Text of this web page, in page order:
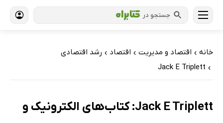
جستجو در
خانه › اقتصاد و مدیریت › اقتصاد › رشد اقتصادی
›
Jack E Triplett
Jack E Triplett: کتاب‌های الکترونیک و